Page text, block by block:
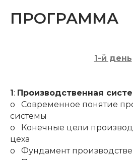
ПРОГРАММА
1-й день
1 : Производственная
o Современное понятие
системы
o Конечные цели
цеха
o Фундамент